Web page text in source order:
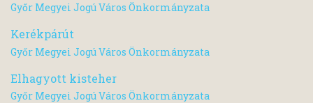
Győr Megyei Jogú Város Önkormányzata
Kerékpárút
Győr Megyei Jogú Város Önkormányzata
Elhagyott kisteher
Győr Megyei Jogú Város Önkormányzata